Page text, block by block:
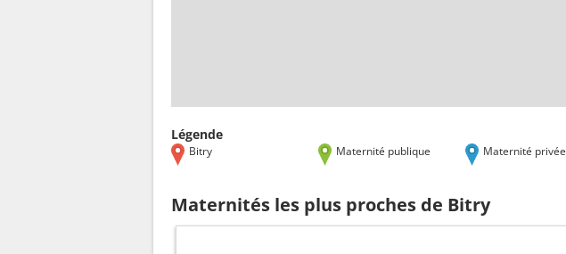
Légende
Bitry Maternité publique Maternité privée
Maternités les plus proches de Bitry